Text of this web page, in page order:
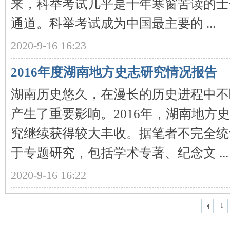
来，科举考试几乎是十年寒窗苦读的
通道。科举考试成为中国最主要的 ...
2020-9-16 16:23
2016年度湖南地方史志研究情况报告
湖南历史悠久，在漫长的历史进程中
产生了重要影响。2016年，湖南地方
究继续获得较大丰收。据笔者不完全
于专题研究，包括学术专著、纪念文 ...
2020-9-16 16:22
1